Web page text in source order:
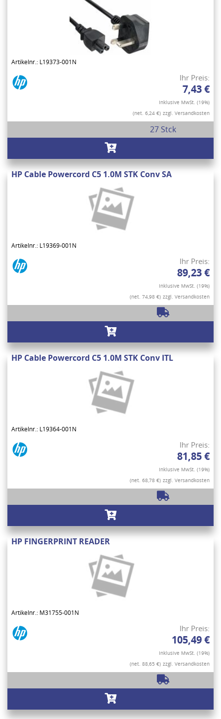
Artikelnr.: L19373-001N
Ihr Preis:
7,43 €
Inklusive MwSt. (19%)
(net. 6,24 €) zzgl. Versandkosten
27 Stck
HP Cable Powercord C5 1.0M STK Conv SA
Artikelnr.: L19369-001N
Ihr Preis:
89,23 €
Inklusive MwSt. (19%)
(net. 74,98 €) zzgl. Versandkosten
HP Cable Powercord C5 1.0M STK Conv ITL
Artikelnr.: L19364-001N
Ihr Preis:
81,85 €
Inklusive MwSt. (19%)
(net. 68,78 €) zzgl. Versandkosten
HP FINGERPRINT READER
Artikelnr.: M31755-001N
Ihr Preis:
105,49 €
Inklusive MwSt. (19%)
(net. 88,65 €) zzgl. Versandkosten